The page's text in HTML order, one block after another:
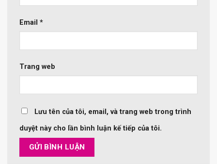
Email *
Trang web
Lưu tên của tôi, email, và trang web trong trình
duyệt này cho lần bình luận kế tiếp của tôi.